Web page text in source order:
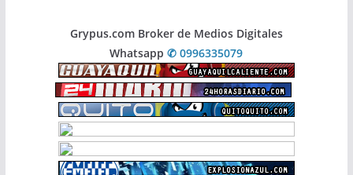
Grypus.com Broker de Medios Digitales
Whatsapp✆ 0996335079